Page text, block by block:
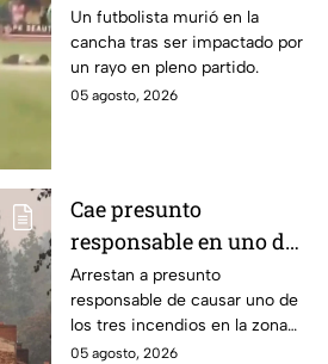
impactado por un rayo
en pleno partido
Un futbolista murió en la
cancha tras ser impactado por
un rayo en pleno partido.
05 agosto, 2026
Cae presunto
responsable en uno de
los incendios forestales
en la zona de Spokane,
Washington
Arrestan a presunto
responsable de causar uno de
los tres incendios en la zona
de Spokane en Washington,
05 agosto, 2026